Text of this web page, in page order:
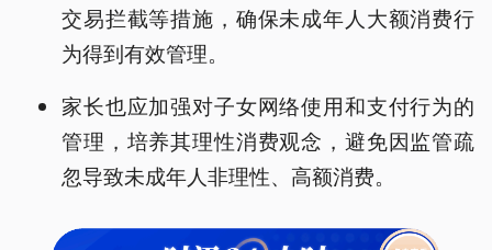
交易拦截等措施，确保未成年人大额消费行
为得到有效管理。
家长也应加强对子女网络使用和支付行为的
管理，培养其理性消费观念，避免因监管疏
忽导致未成年人非理性、高额消费。